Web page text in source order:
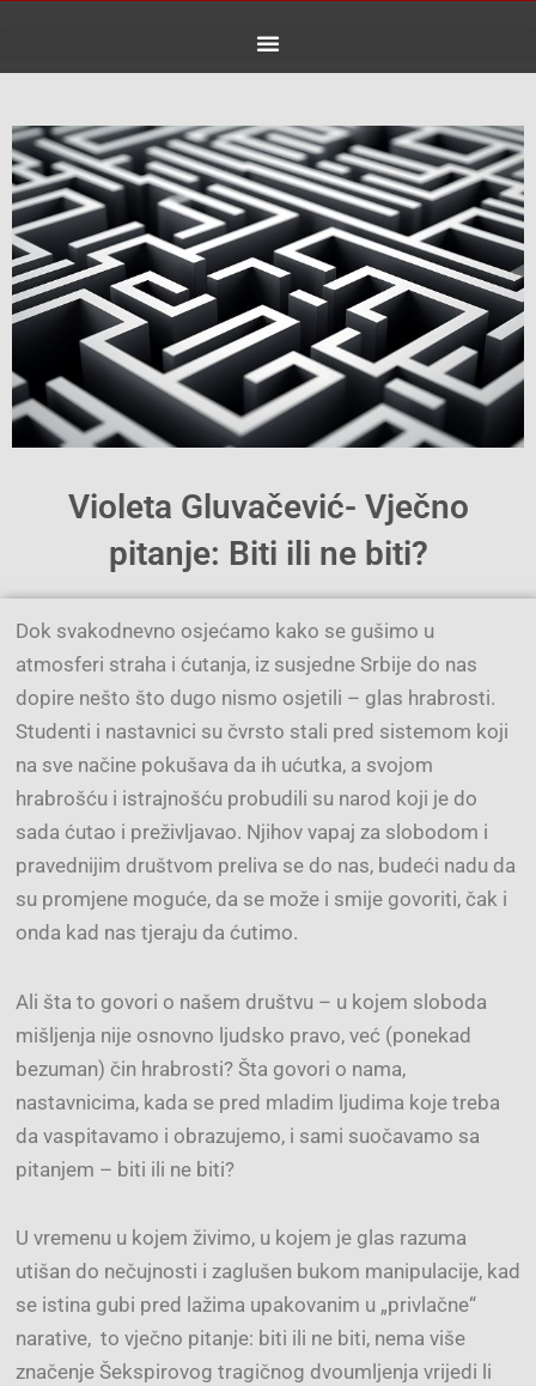
Violeta Gluvačević- Vječno
pitanje: Biti ili ne biti?
Dok svakodnevno osjećamo kako se gušimo u
atmosferi straha i ćutanja, iz susjedne Srbije do nas
dopire nešto što dugo nismo osjetili – glas hrabrosti.
Studenti i nastavnici su čvrsto stali pred sistemom koji
na sve načine pokušava da ih ućutka, a svojom
hrabrošću i istrajnošću probudili su narod koji je do
sada ćutao i preživljavao. Njihov vapaj za slobodom i
pravednijim društvom preliva se do nas, budeći nadu da
su promjene moguće, da se može i smije govoriti, čak i
onda kad nas tjeraju da ćutimo.
Ali šta to govori o našem društvu – u kojem sloboda
mišljenja nije osnovno ljudsko pravo, već (ponekad
bezuman) čin hrabrosti? Šta govori o nama,
nastavnicima, kada se pred mladim ljudima koje treba
da vaspitavamo i obrazujemo, i sami suočavamo sa
pitanjem – biti ili ne biti?
U vremenu u kojem živimo, u kojem je glas razuma
utišan do nečujnosti i zaglušen bukom manipulacije, kad
se istina gubi pred lažima upakovanim u „privlačne“
narative, to vječno pitanje: biti ili ne biti, nema više
značenje Šekspirovog tragičnog dvoumljenja vrijedi li